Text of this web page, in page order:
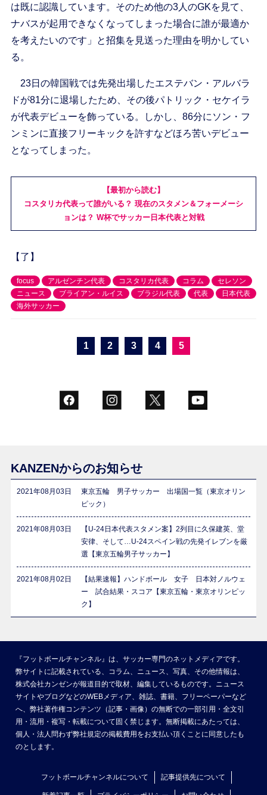
は既に認識しています。そのため他の3人のGKを見て、
ナバスが起用できなくなってしまった場合に誰が最適か
を考えたいのです」と招集を見送った理由を明かしてい
る。
23日の韓国戦では先発出場したエステバン・アルバラ
ドが81分に退場したため、その後パトリック・セケイラ
が代表デビューを飾っている。しかし、86分にソン・フ
ンミンに直接フリーキックを許すなどほろ苦いデビュー
となってしまった。
【最初から読む】
コスタリカ代表って誰がいる？ 現在のスタメン＆フォーメーシ
ョンは？ W杯でサッカー日本代表と対戦
【了】
focus アルゼンチン代表 コスタリカ代表 コラム
セレソン
ニュース
ブライアン・ルイス ブラジル代表 代表
日本代表
海外サッカー
1 2 3 4 5
KANZENからのお知らせ
2021年08月03日
東京五輪 男子サッカー 出場国一覧（東京オリン
ピック）
2021年08月03日
【U-24日本代表スタメン案】2列目に久保建英、堂
安律、そして…U-24スペイン戦の先発イレブンを厳
選【東京五輪男子サッカー】
2021年08月02日
【結果速報】ハンドボール 女子 日本対ノルウェ
ー 試合結果・スコア【東京五輪・東京オリンピッ
ク】
『フットボールチャンネル』は、サッカー専門のネットメディアです。
弊サイトに記載されている、コラム、ニュース、写真、その他情報は、
株式会社カンゼンが報道目的で取材、編集しているものです。ニュース
サイトやブログなどのWEBメディア、雑誌、書籍、フリーペーパーなど
へ、弊社著作権コンテンツ（記事・画像）の無断での一部引用・全文引
用・流用・複写・転載について固く禁じます。無断掲載にあたっては、
個人・法人問わず弊社規定の掲載費用をお支払い頂くことに同意したも
のとします。
フットボールチャンネルについて 記事提供先について